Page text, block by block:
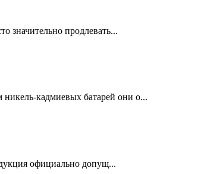
значительно продлевать...
кадмиевых батарей они о...
официально допущ...